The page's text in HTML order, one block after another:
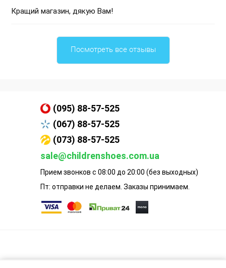
Кращий магазин, дякую Вам!
Посмотреть все отзывы
(095) 88-57-525
(067) 88-57-525
(073) 88-57-525
sale@childrenshoes.com.ua
Прием звонков с 08:00 до 20:00 (без выходных)
Пт: отправки не делаем. Заказы принимаем.